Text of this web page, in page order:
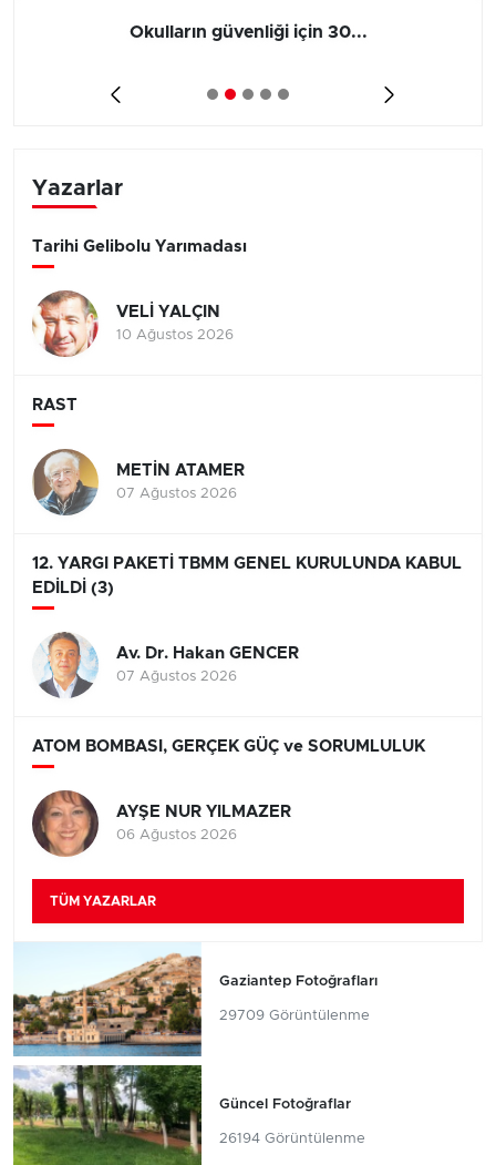
Okulların güvenliği için 30...
Yazarlar
Tarihi Gelibolu Yarımadası
VELİ YALÇIN
10 Ağustos 2026
RAST
METİN ATAMER
07 Ağustos 2026
12. YARGI PAKETİ TBMM GENEL KURULUNDA KABUL
EDİLDİ (3)
Av. Dr. Hakan GENCER
07 Ağustos 2026
ATOM BOMBASI, GERÇEK GÜÇ ve SORUMLULUK
AYŞE NUR YILMAZER
06 Ağustos 2026
TÜM YAZARLAR
Gaziantep Fotoğrafları
29709 Görüntülenme
Güncel Fotoğraflar
26194 Görüntülenme